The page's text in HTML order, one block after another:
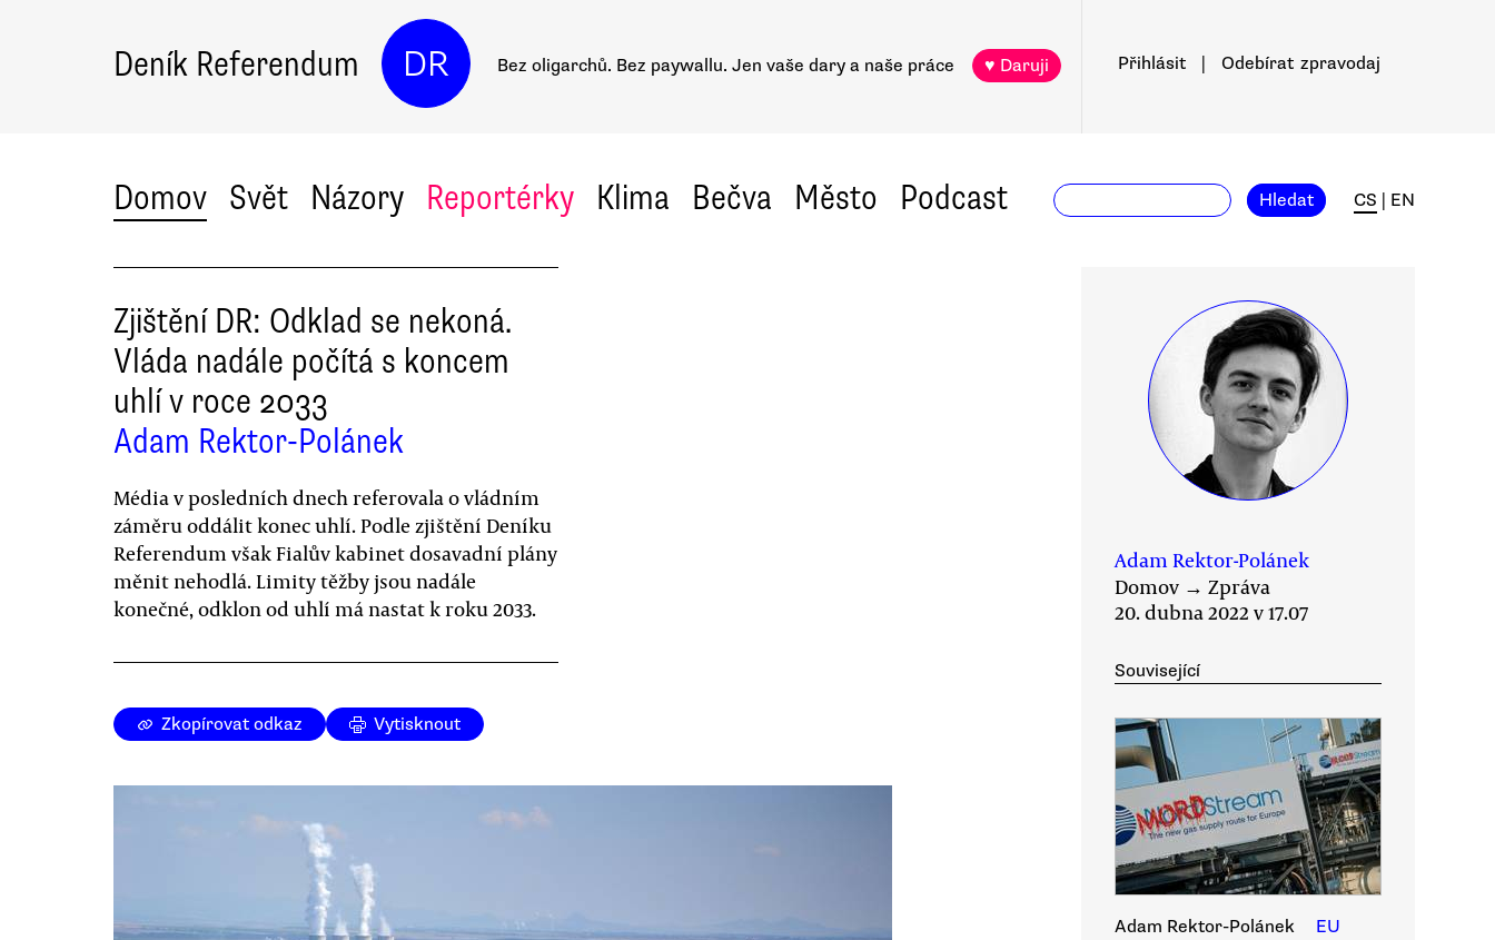
Deník Referendum DR Bez oligarchů. Bez paywallu. Jen vaše dary a naše práce ♥ Daruji Přihlásit Odebírat zpravodaj
Domov Svět Názory Reportérky Klima Bečva Město Podcast Hledat CS EN
Zjištění DR: Odklad se nekoná.
Vláda nadále počítá s koncem
uhlí v roce 2033
Adam Rektor-Polánek
Média v posledních dnech referovala o vládním
záměru oddálit konec uhlí. Podle zjištění Deníku
Referendum však Fialův kabinet dosavadní plány
měnit nehodlá. Limity těžby jsou nadále
konečné, odklon od uhlí má nastat k roku 2033.
Zkopírovat odkaz Vytisknout
Adam Rektor-Polánek
Domov → Zpráva
20. dubna 2022 v 17.07
Související
Adam Rektor-Polánek
EU